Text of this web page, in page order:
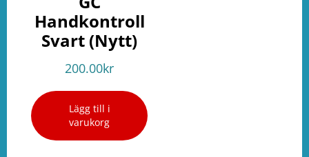
Handkontroll
Svart (Nytt)
200.00kr
Lägg till i
varukorg